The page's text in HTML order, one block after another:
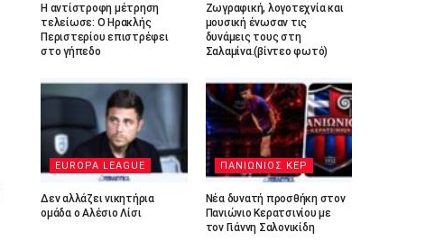
Η αντίστροφη μέτρηση
τελείωσε: Ο Ηρακλής
Περιστερίου επιστρέφει
στο γήπεδο
Ζωγραφική, λογοτεχνία και
μουσική ένωσαν τις
δυνάμεις τους στη
Σαλαμίνα.(βίντεο φωτό)
EUROPA LEAGUE
Δεν αλλάζει νικητήρια
ομάδα ο Αλέσιο Λίσι
ΠΑΝΙΩΝΙΟΣ ΚΕΡ
Νέα δυνατή προσθήκη στον
Πανιώνιο Κερατσινίου με
τον Γιάννη Σαλονικίδη